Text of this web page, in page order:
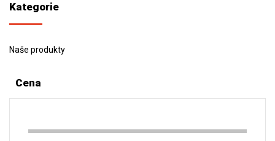
Kategorie
Naše produkty
Cena